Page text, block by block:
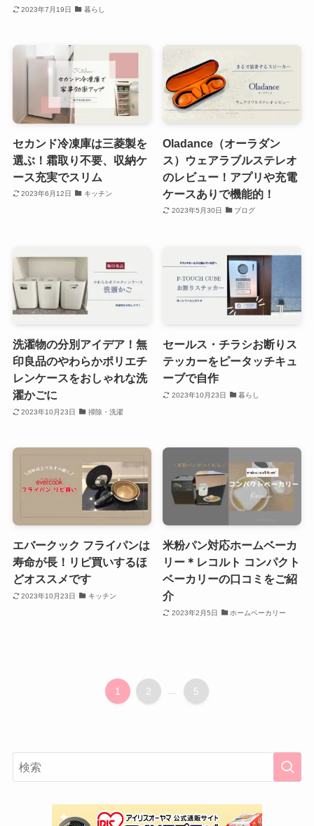
2023年7月19日 暮らし
セカンド冷凍庫は三菱製を
選ぶ！霜取り不要、収納ケ
ース充実でスリム
2023年6月12日 キッチン
Oladance（オーラダン
ス）ウェアラブルステレオ
のレビュー！アプリや充電
ケースありで機能的！
2023年5月30日 ブログ
洗濯物の分別アイデア！無
印良品のやわらかポリエチ
レンケースをおしゃれな洗
濯かごに
2023年10月23日 掃除・洗濯
セールス・チラシお断りス
テッカーをピータッチキュ
ーブで自作
2023年10月23日 暮らし
エバークック フライパンは
寿命が長！リピ買いするほ
どオススメです
2023年10月23日 キッチン
米粉パン対応ホームベーカ
リー＊レコルト コンパクト
ベーカリーの口コミをご紹
介
2023年2月5日 ホームベーカリー
1 2 ... 5